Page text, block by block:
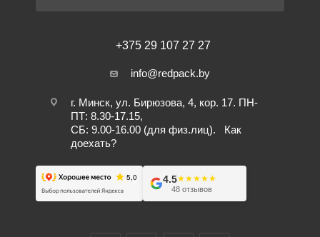
+375 29 107 27 27
info@redpack.by
г. Минск, ул. Бирюзова, 4, кор. 17. ПН-
ПТ: 8.30-17.15,
СБ: 9.00-16.00 (для физ.лиц). Как
доехать?
4.5★★★★★
★★★★★
48 отзывов